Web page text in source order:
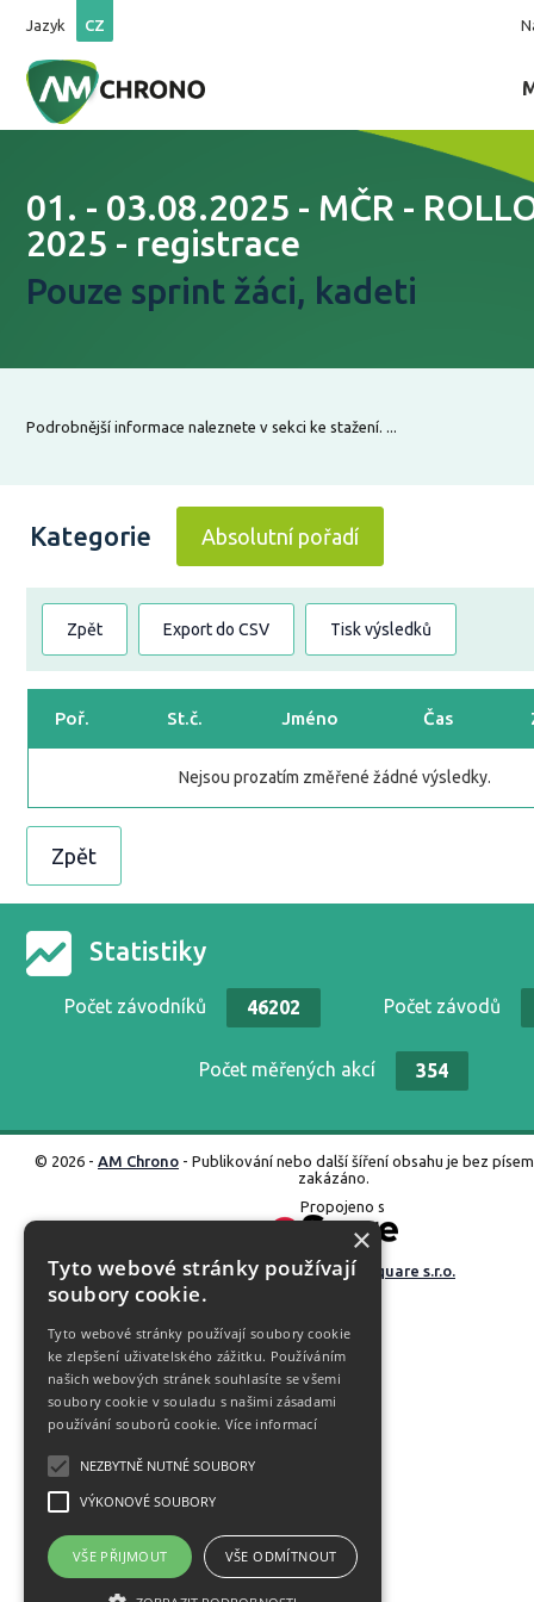
Jazyk CZ
01. - 03.08.2025 - MČR -
2025 - registrace
Pouze sprint žáci, kadeti
Podrobnější informace naleznete v sekci ke stažení. ...
Kategorie Absolutní pořadí
Zpět Export do CSV Tisk výsledků
Poř. St.č. Jméno Čas
Nejsou prozatím změřené žádné výsledky.
Zpět
Statistiky
Počet závodníků 46202 Počet závodů
Počet měřených akcí 354
© 2026 - AM Chrono - Publikování nebo další šíření obsahu je bez
zakázáno.
Propojeno s
Vyrobené ve studiu M square s.r.o.
×
Tyto webové stránky používají
soubory cookie.
Tyto webové stránky používají soubory cookie
ke zlepšení uživatelského zážitku. Používáním
našich webových stránek souhlasíte se všemi
soubory cookie v souladu s našimi zásadami
používání souborů cookie. Více informací
NEZBYTNĚ NUTNÉ SOUBORY
VÝKONOVÉ SOUBORY
VŠE PŘIJMOUT VŠE ODMÍTNOUT